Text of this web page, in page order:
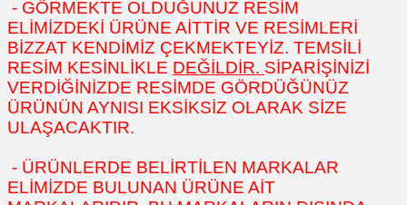
- GÖRMEKTE OLDUĞUNUZ RESİM
ELİMİZDEKİ ÜRÜNE AİTTİR VE RESİMLERİ
BİZZAT KENDİMİZ ÇEKMEKTEYİZ. TEMSİLİ
RESİM KESİNLİKLE DEĞİLDİR. SİPARİŞİNİZİ
VERDİĞİNİZDE RESİMDE GÖRDÜĞÜNÜZ
ÜRÜNÜN AYNISI EKSİKSİZ OLARAK SİZE
ULAŞACAKTIR.
- ÜRÜNLERDE BELİRTİLEN MARKALAR
ELİMİZDE BULUNAN ÜRÜNE AİT